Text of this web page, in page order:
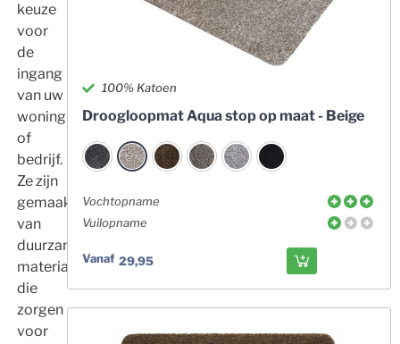
keuze
voor
de
ingang
van uw
woning
of
bedrijf.
Ze zijn
gemaakt
van
duurzame
materialen
die
zorgen
voor
100% Katoen
Droogloopmat Aqua stop op maat - Beige
Vochtopname
Vuilopname
Vanaf 29,95